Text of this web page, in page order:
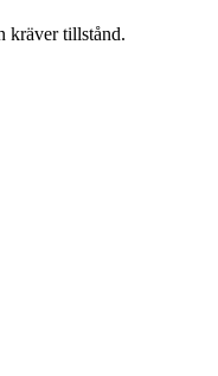
kräver tillstånd.